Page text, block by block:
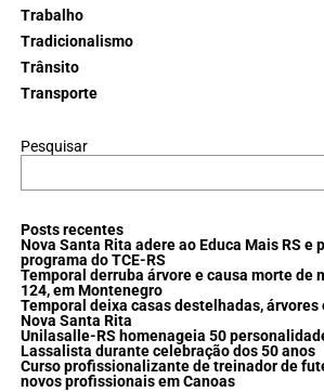
Trabalho
Tradicionalismo
Trânsito
Transporte
Pesquisar
Posts recentes
Nova Santa Rita adere ao Educa Mais RS e
programa do TCE-RS
Temporal derruba árvore e causa morte de
124, em Montenegro
Temporal deixa casas destelhadas, árvores
Nova Santa Rita
Unilasalle-RS homenageia 50
Lassalista durante celebração dos 50 anos
Curso profissionalizante de treinador de
novos profissionais em Canoas